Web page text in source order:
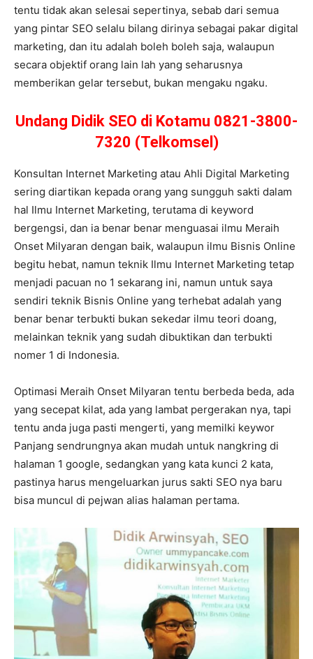
tentu tidak akan selesai sepertinya, sebab dari semua
yang pintar SEO selalu bilang dirinya sebagai pakar digital
marketing, dan itu adalah boleh boleh saja, walaupun
secara objektif orang lain lah yang seharusnya
memberikan gelar tersebut, bukan mengaku ngaku.
Undang Didik SEO di Kotamu 0821-3800-
7320 (Telkomsel)
Konsultan Internet Marketing atau Ahli Digital Marketing
sering diartikan kepada orang yang sungguh sakti dalam
hal Ilmu Internet Marketing, terutama di keyword
bergengsi, dan ia benar benar menguasai ilmu Meraih
Onset Milyaran dengan baik, walaupun ilmu Bisnis Online
begitu hebat, namun teknik Ilmu Internet Marketing tetap
menjadi pacuan no 1 sekarang ini, namun untuk saya
sendiri teknik Bisnis Online yang terhebat adalah yang
benar benar terbukti bukan sekedar ilmu teori doang,
melainkan teknik yang sudah dibuktikan dan terbukti
nomer 1 di Indonesia.
Optimasi Meraih Onset Milyaran tentu berbeda beda, ada
yang secepat kilat, ada yang lambat pergerakan nya, tapi
tentu anda juga pasti mengerti, yang memilki keywor
Panjang sendrungnya akan mudah untuk nangkring di
halaman 1 google, sedangkan yang kata kunci 2 kata,
pastinya harus mengeluarkan jurus sakti SEO nya baru
bisa muncul di pejwan alias halaman pertama.